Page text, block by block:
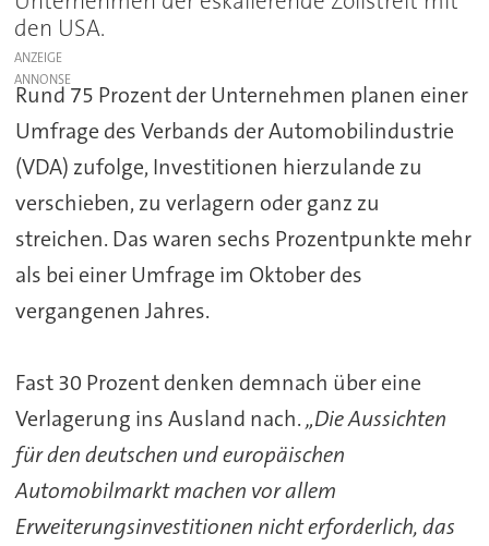
den USA.
ANZEIGE
Rund 75 Prozent der Unternehmen planen einer
Umfrage des Verbands der Automobilindustrie
(VDA) zufolge, Investitionen hierzulande zu
verschieben, zu verlagern oder ganz zu
streichen. Das waren sechs Prozentpunkte mehr
als bei einer Umfrage im Oktober des
vergangenen Jahres.
Fast 30 Prozent denken demnach über eine
Verlagerung ins Ausland nach.„Die Aussichten
für den deutschen und europäischen
Automobilmarkt machen vor allem
Erweiterungsinvestitionen nicht erforderlich, das